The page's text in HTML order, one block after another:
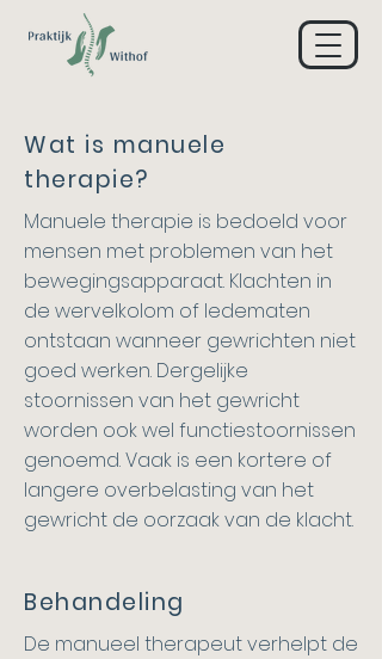
Wat is manuele
therapie?
Manuele therapie is bedoeld voor
mensen met problemen van het
bewegingsapparaat. Klachten in
de wervelkolom of ledematen
ontstaan wanneer gewrichten niet
goed werken. Dergelijke
stoornissen van het gewricht
worden ook wel functiestoornissen
genoemd. Vaak is een kortere of
langere overbelasting van het
gewricht de oorzaak van de klacht.
Behandeling
De manueel therapeut verhelpt de